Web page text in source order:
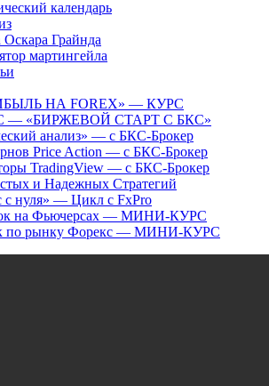
календарь
Грайнда
мартингейла
НА FOREX» — КУРС
— «БИРЖЕВОЙ СТАРТ С БКС»
анализ» — с БКС-Брокер
Price Action — с БКС-Брокер
TradingView — с БКС-Брокер
и Надежных Стратегий
с нуля» — Цикл с FxPro
на Фьючерсах — МИНИ-КУРС
по рынку Форекс — МИНИ-КУРС